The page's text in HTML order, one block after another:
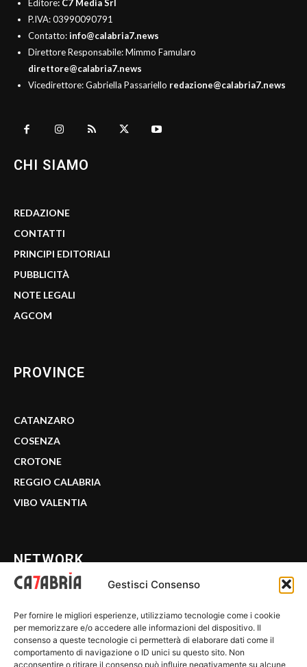
Gestisci Consenso
Per fornire le migliori esperienze, utilizziamo tecnologie come i cookie
per memorizzare e/o accedere alle informazioni del dispositivo. Il
consenso a queste tecnologie ci permetterà di elaborare dati come il
comportamento di navigazione o ID unici su questo sito. Non
acconsentire o ritirare il consenso può influire negativamente su alcune
Editore: C7 Media Srl
P.IVA: 03990090791
Contatto:info@calabria7.news
Direttore Responsabile: Mimmo Famularo
direttore@calabria7.news
Vicedirettore: Gabriella Passariello redazione@calabria7.news
CHI SIAMO
REDAZIONE
CONTATTI
PRINCIPI EDITORIALI
PUBBLICITÀ
NOTE LEGALI
AGCOM
PROVINCE
CATANZARO
COSENZA
CROTONE
REGGIO CALABRIA
VIBO VALENTIA
NETWORK
WE CALABRIA
C7 PLAY